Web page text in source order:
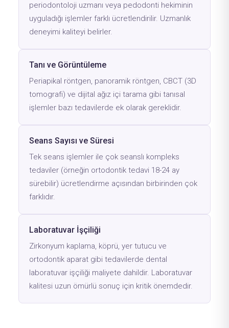
periodontoloji uzmanı veya pedodonti hekiminin
uyguladığı işlemler farklı ücretlendirilir. Uzmanlık
deneyimi kaliteyi belirler.
Tanı ve Görüntüleme
Periapikal röntgen, panoramik röntgen, CBCT (3D
tomografi) ve dijital ağız içi tarama gibi tanısal
işlemler bazı tedavilerde ek olarak gereklidir.
Seans Sayısı ve Süresi
Tek seans işlemler ile çok seanslı kompleks
tedaviler (örneğin ortodontik tedavi 18-24 ay
sürebilir) ücretlendirme açısından birbirinden çok
farklıdır.
Laboratuvar İşçiliği
Zirkonyum kaplama, köprü, yer tutucu ve
ortodontik aparat gibi tedavilerde dental
laboratuvar işçiliği maliyete dahildir. Laboratuvar
kalitesi uzun ömürlü sonuç için kritik önemdedir.